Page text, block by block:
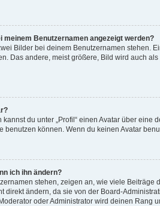
meinem Benutzernamen angezeigt werden?
Bilder bei deinem Benutzernamen stehen.
Das andere, meist größere, Bild wird auch
du unter „Profil“ einen Avatar über
benutzen können. Wenn du keinen Avatar
ich ihn ändern?
stehen, zeigen an, wie viele
direkt ändern, da sie von der Board-
oder Administrator wird deinen Rang